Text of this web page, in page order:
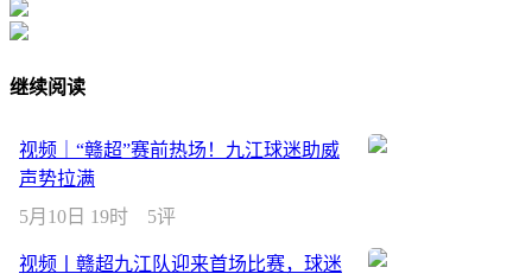
继续阅读
视频｜“赣超”赛前热场！九江球迷助威
声势拉满
5月10日 19时
5评
视频丨赣超九江队迎来首场比赛，球迷